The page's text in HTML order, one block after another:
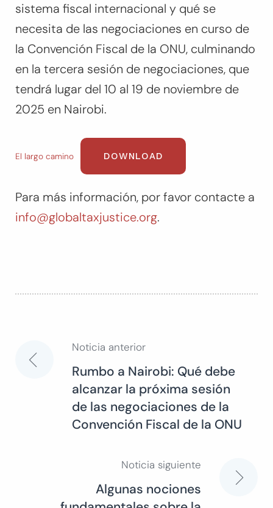
sistema fiscal internacional y qué se
necesita de las negociaciones en curso de
la Convención Fiscal de la ONU, culminando
en la tercera sesión de negociaciones, que
tendrá lugar del 10 al 19 de noviembre de
2025 en Nairobi.
El largo camino DOWNLOAD
Para más información, por favor contacte a
info@globaltaxjustice.org.
Navegación
entradas
Noticia anterior
Rumbo a Nairobi: Qué debe
alcanzar la próxima sesión
de las negociaciones de la
Convención Fiscal de la ONU
Noticia siguiente
Algunas nociones